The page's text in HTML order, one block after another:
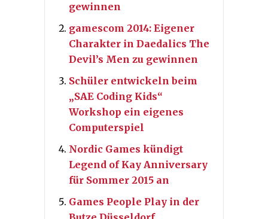
gewinnen
gamescom 2014: Eigener
Charakter in Daedalics The
Devil’s Men zu gewinnen
Schüler entwickeln beim
„SAE Coding Kids“
Workshop ein eigenes
Computerspiel
Nordic Games kündigt
Legend of Kay Anniversary
für Sommer 2015 an
Games People Play in der